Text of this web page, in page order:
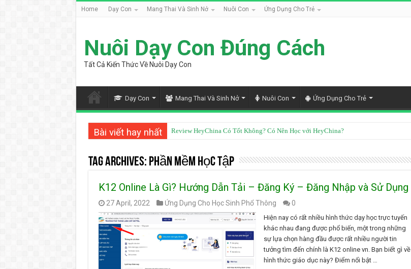
Home Dạy Con Mang Thai Và Sinh Nở Nuôi Con Ứng Dụng Cho Trẻ
Nuôi Dạy Con Đúng Cách
Tất Cả Kiến Thức Về Nuôi Dạy Con
Dạy Con Mang Thai Và Sinh Nở Nuôi Con Ứng Dụng Cho Trẻ
Bài viết hay nhất Review HeyChina Có Tốt Không? Có Nên Học với HeyChina?
Tag Archives: Phần Mềm Học Tập
K12 Online Là Gì? Hướng Dẫn Tải – Đăng Ký – Đăng Nhập và Sử Dụng
27 April, 2022 Ứng Dụng Cho Học Sinh Phổ Thông 0
Hiện nay có rất nhiều hình thức dạy học trực tuyến
khác nhau đang được phổ biến, một trong những
sự lựa chọn hàng đầu được rất nhiều người tin
tưởng tìm đến chính là K12 online vn. Bạn biết gì về
hình thức giáo dục này? Điểm nổi bật …